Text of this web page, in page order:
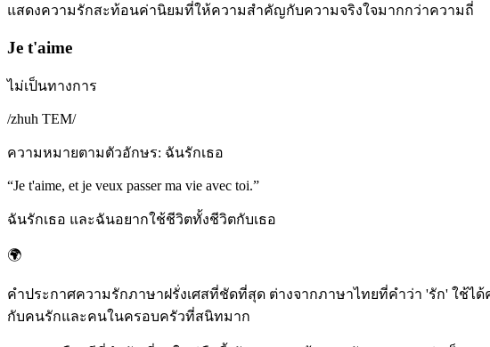
แสดงความรักสะท้อนค่านิยมที่ให้ความสำคัญกับความจริงใจมากกว่าความถี่
Je t'aime
ไม่เป็นทางการ
/zhuh TEM/
ความหมายตามตัวอักษร: ฉันรักเธอ
“Je t'aime, et je veux passer ma vie avec toi.”
ฉันรักเธอ และฉันอยากใช้ชีวิตทั้งชีวิตกับเธอ
🌍
คำประกาศความรักภาษาฝรั่งเศสที่ชัดที่สุด ต่างจากภาษาไทยที่คำว่า 'รัก' ใช้ไ
กับคนรักและคนในครอบครัวที่สนิทมาก